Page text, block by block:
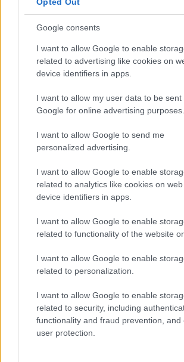
Google consents
I want to allow Google to enable
related to advertising like cookies on
device identifiers in apps.
I want to allow my user data to be sent
Google for online advertising purposes.
I want to allow Google to send me
personalized advertising.
I want to allow Google to enable
related to analytics like cookies on
device identifiers in apps.
I want to allow Google to enable
related to functionality of the website or
I want to allow Google to enable
related to personalization.
I want to allow Google to enable
related to security, including
functionality and fraud prevention, and
user protection.
Անիմե ոճի երկրպագու-արտ՝
Քրուսիբլ ասպետի և
մարտնչող Թարթնիշի
Սեղմեք կամ հպեք պատկերին՝
տեղեկություններ և ավելի բարձր
պատկերներ ստանալու
Իզոմետրիկ անիմե ոճի
դանակի զրահով Tarnished-ը դեմ
փոքր ավելի բարձրահասակ,
Քրուսիբլ ասպետի հետ՝ սրով ու